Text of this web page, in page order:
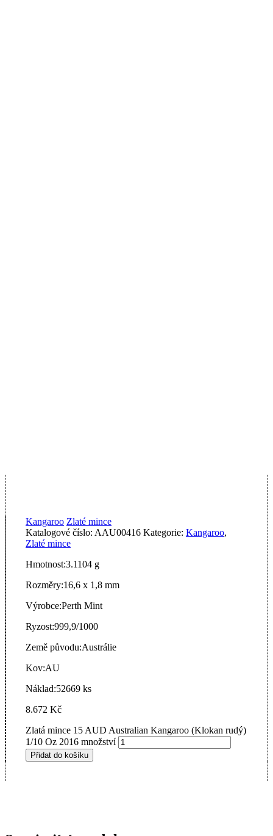
Kangaroo Zlaté mince
Katalogové číslo: AAU00416 Kategorie: Kangaroo,
Zlaté mince
Hmotnost:3.1104 g
Rozměry:16,6 x 1,8 mm
Výrobce:Perth Mint
Ryzost:999,9/1000
Země původu:Austrálie
Kov:AU
Náklad:52669 ks
8.672 Kč
Zlatá mince 15 AUD Australian Kangaroo (Klokan rudý)
1/10 Oz 2016 množství
Přidat do košíku